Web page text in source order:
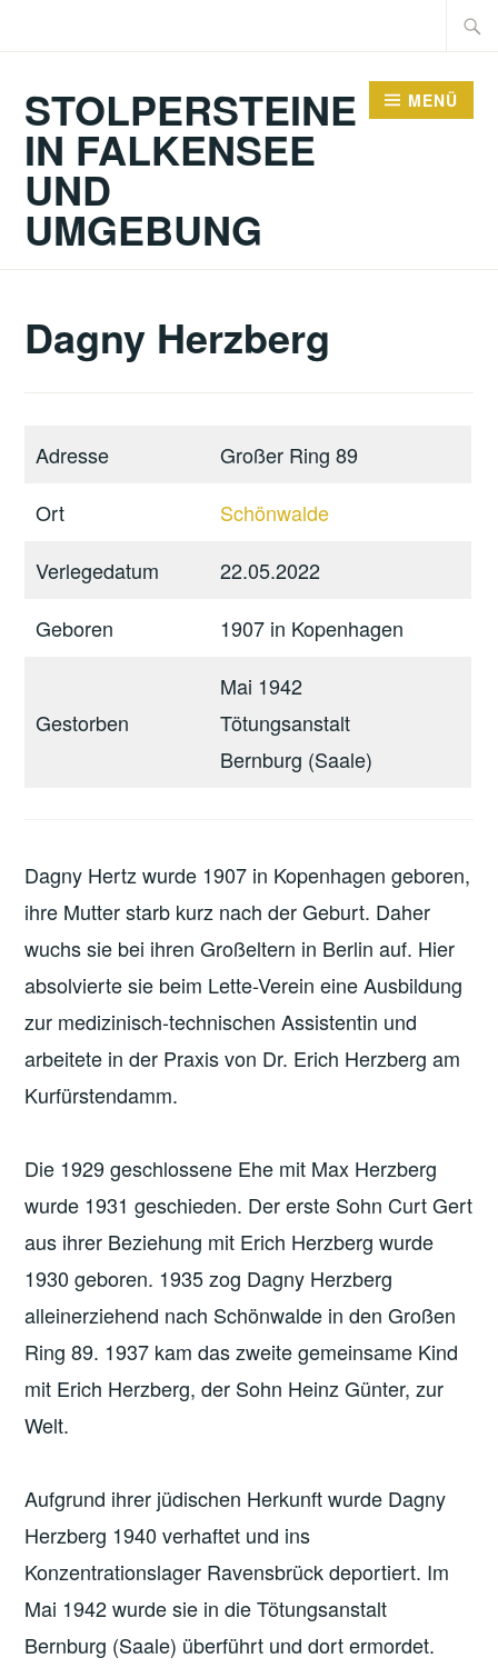
Suche
STOLPERSTEINE
IN FALKENSEE
UND
UMGEBUNG
MENÜ
Dagny Herzberg
Adresse
Großer Ring 89
Ort
Schönwalde
Verlegedatum
22.05.2022
Geboren
1907 in Kopenhagen
Gestorben
Mai 1942
Tötungsanstalt
Bernburg (Saale)
Dagny Hertz wurde 1907 in Kopenhagen geboren,
ihre Mutter starb kurz nach der Geburt. Daher
wuchs sie bei ihren Großeltern in Berlin auf. Hier
absolvierte sie beim Lette-Verein eine Ausbildung
zur medizinisch-technischen Assistentin und
arbeitete in der Praxis von Dr. Erich Herzberg am
Kurfürstendamm.
Die 1929 geschlossene Ehe mit Max Herzberg
wurde 1931 geschieden. Der erste Sohn Curt Gert
aus ihrer Beziehung mit Erich Herzberg wurde
1930 geboren. 1935 zog Dagny Herzberg
alleinerziehend nach Schönwalde in den Großen
Ring 89. 1937 kam das zweite gemeinsame Kind
mit Erich Herzberg, der Sohn Heinz Günter, zur
Welt.
Aufgrund ihrer jüdischen Herkunft wurde Dagny
Herzberg 1940 verhaftet und ins
Konzentrationslager Ravensbrück deportiert. Im
Mai 1942 wurde sie in die Tötungsanstalt
Bernburg (Saale) überführt und dort ermordet.